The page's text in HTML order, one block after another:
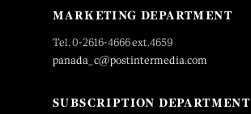
MARKETING DEPARTMENT
Tel. 0-2616-4666 ext.4659
panada_c@postintermedia.com
SUBSCRIPTION DEPARTMENT